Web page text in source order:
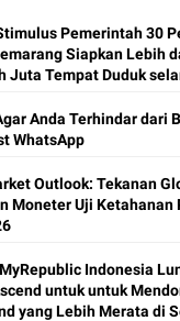
Pemerintah 30
Siapkan Lebih
Juta Tempat Duduk
Anda Terhindar dari
WhatsApp
Outlook: Tekanan
Moneter Uji Ketahanan
Indonesia
untuk untuk
yang Lebih Merata di